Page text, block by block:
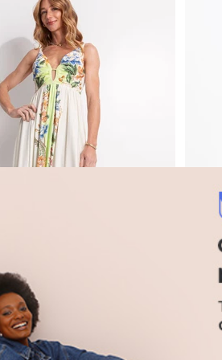
Folhagem Barrado em Malha
Farm -
Natureza Floral Bege